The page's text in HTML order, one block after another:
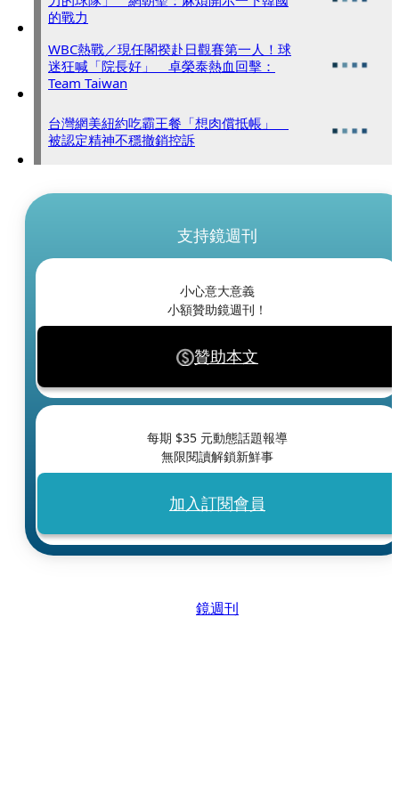
的戰力
WBC熱戰／現任閣揆赴日觀賽第一人！球
迷狂喊「院長好」 卓榮泰熱血回擊：
Team Taiwan
台灣網美紐約吃霸王餐「想肉償抵帳」
被認定精神不穩撤銷控訴
支持鏡週刊
小心意大意義
小額贊助鏡週刊！
贊助本文
每期 $35 元動態話題報導
無限閱讀解鎖新鮮事
加入訂閱會員
鏡週刊